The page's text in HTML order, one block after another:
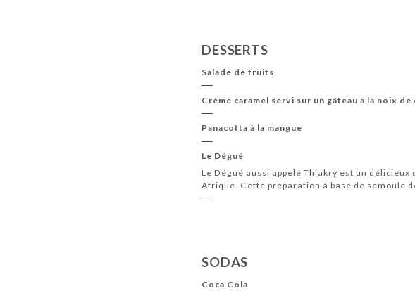
DESSERTS
Salade de fruits
Crème caramel servi sur un gâteau a la noix de
Panacotta à la mangue
Le Dégué
Le Dégué aussi appelé Thiakry est un
Afrique. Cette préparation à base de semoule
SODAS
Coca Cola